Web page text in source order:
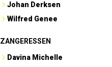
Johan Derksen
Wilfred Genee
ZANGERESSEN
Davina Michelle